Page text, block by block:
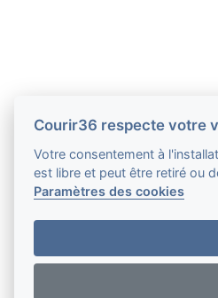
Courir36 respecte votre
Votre consentement à
est libre et peut être retiré ou
Paramètres des cookies